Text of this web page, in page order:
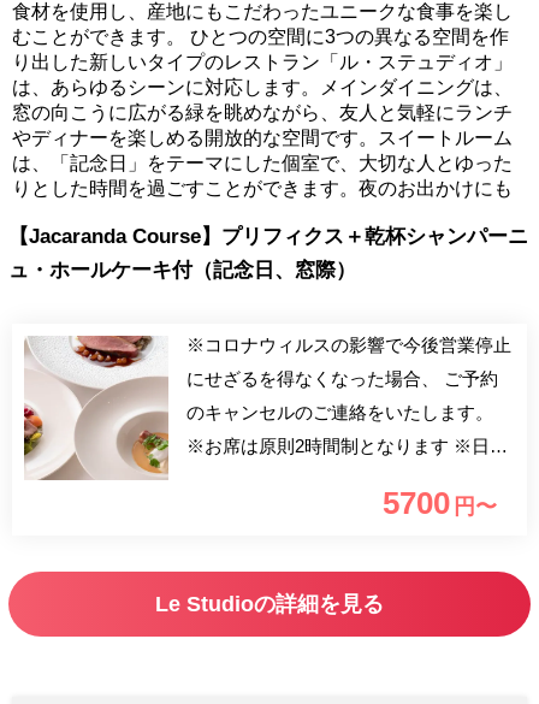
食材を使用し、産地にもこだわったユニークな食事を楽し
むことができます。 ひとつの空間に3つの異なる空間を作
り出した新しいタイプのレストラン「ル・ステュディオ」
は、あらゆるシーンに対応します。メインダイニングは、
窓の向こうに広がる緑を眺めながら、友人と気軽にランチ
やディナーを楽しめる開放的な空間です。スイートルーム
は、「記念日」をテーマにした個室で、大切な人とゆった
りとした時間を過ごすことができます。夜のお出かけにも
【Jacaranda Course】プリフィクス＋乾杯シャンパーニ
ュ・ホールケーキ付（記念日、窓際）
※コロナウィルスの影響で今後営業停止
にせざるを得なくなった場合、 ご予約
のキャンセルのご連絡をいたします。
※お席は原則2時間制となります ※日差
ない場合は以下のドリンクもお選びいた
だけます。 ・ノンアルコールスパーク
5700 円〜
Le Studioの詳細を見る